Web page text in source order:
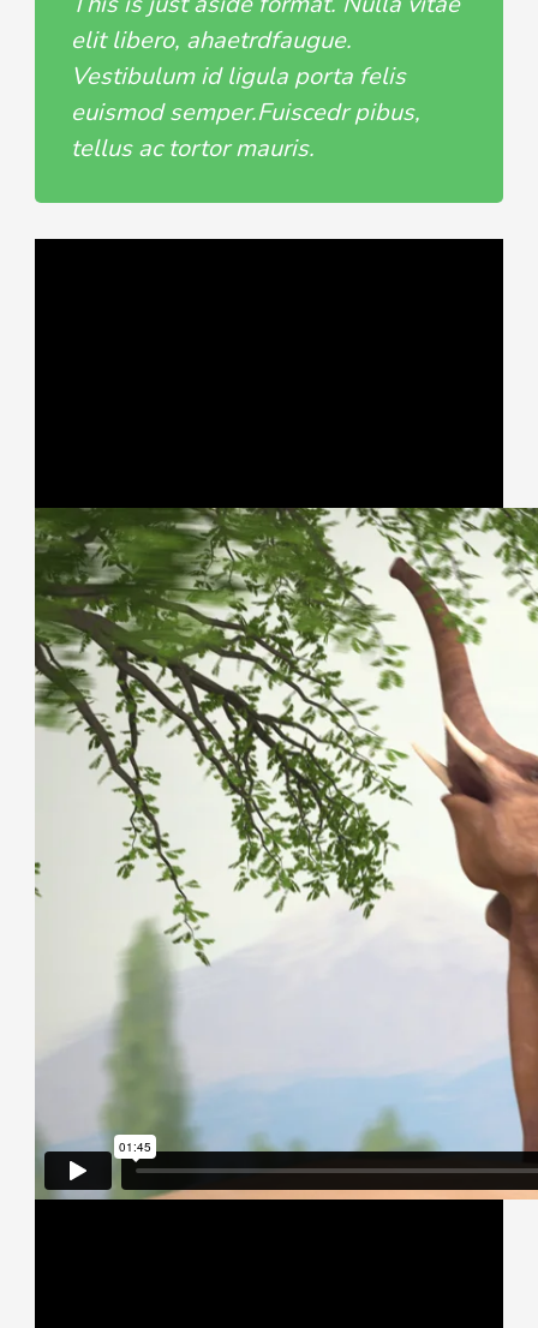
elit libero, ahaetrdfaugue.
Vestibulum id ligula porta felis
euismod semper.Fuiscedr pibus,
tellus ac tortor mauris.